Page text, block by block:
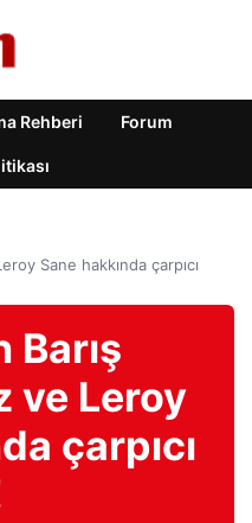
Rehberi Forum
Sane hakkında çarpıcı
Barış
ve Leroy
çarpıcı